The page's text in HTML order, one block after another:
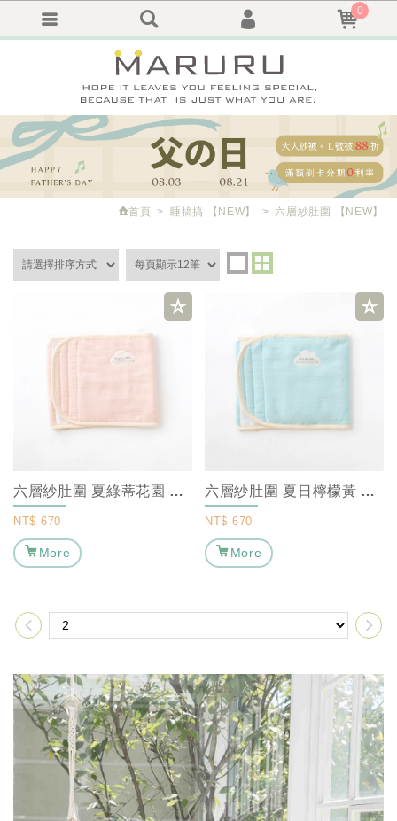
首頁 睡搞搞 【NEW】 六層紗肚圍 【NEW】
六層紗肚圍 夏綠蒂花園 ｜ MARURU【保暖寶寶肚圍/嬰兒肚圍】
NT$ 670
More
六層紗肚圍 夏日檸檬黃 ｜ MARURU【保暖寶寶肚圍/嬰兒肚圍】
NT$ 670
More
0
會員登入
會員註冊
忘記密碼
訂單查詢
追蹤清單
繁體中文